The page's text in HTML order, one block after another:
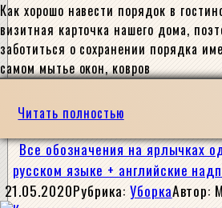
Как хорошо навести порядок в
визитная карточка нашего дома,
заботиться о сохранении порядка
самом мытье окон, ковров
Читать полностью
Все обозначения на ярлычках
русском языке + английские
21.05.2020Рубрика: УборкаАвтор: